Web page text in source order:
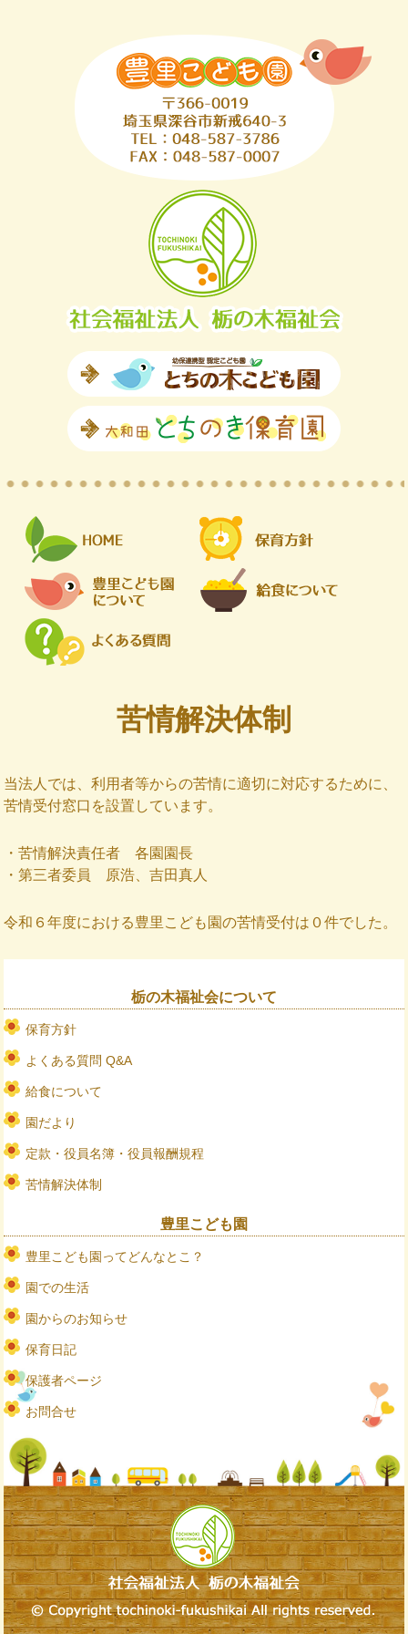
苦情解決体制
当法人では、利用者等からの苦情に適切に対応するために、
苦情受付窓口を設置しています。
・苦情解決責任者 各園園長
・第三者委員 原浩、吉田真人
令和６年度における豊里こども園の苦情受付は０件でした。
栃の木福祉会について
保育方針
よくある質問 Q&A
給食について
園だより
定款・役員名簿・役員報酬規程
苦情解決体制
豊里こども園
豊里こども園ってどんなとこ？
園での生活
園からのお知らせ
保育日記
保護者ページ
お問合せ